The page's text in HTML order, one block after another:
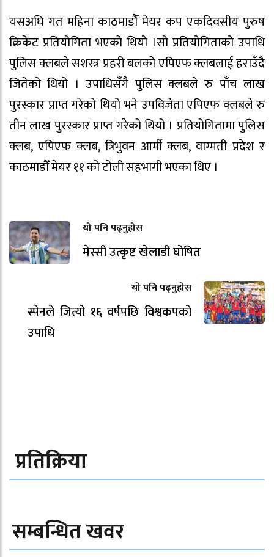
यसअघि गत महिना काठमाडौैँ मेयर कप एकदिवसीय पुरुष
क्रिकेट प्रतियोगिता भएको थियो ।सो प्रतियोगिताको उपाधि
पुलिस क्लबले सशस्त्र प्रहरी बलको एपिएफ क्लबलाई हराउँदै
जितेको थियो । उपाधिसँगै पुलिस क्लबले रु पाँच लाख
पुरस्कार प्राप्त गरेको थियो भने उपविजेता एपिएफ क्लबले रु
तीन लाख पुरस्कार प्राप्त गरेको थियो । प्रतियोगितामा पुलिस
क्लब, एपिएफ क्लब, त्रिभुवन आर्मी क्लब, वाग्मती प्रदेश र
काठमाडौँ मेयर ११ को टोली सहभागी भएका थिए ।
यो पनि पढ्नुहोस
मेस्सी उत्कृष्ट खेलाडी घोषित
यो पनि पढ्नुहोस
स्पेनले जित्यो १६ वर्षपछि विश्वकपको
उपाधि
प्रतिक्रिया
सम्बन्धित खवर